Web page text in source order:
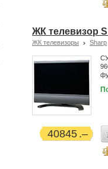
ЖК телевизор
ЖК телевизоры Sharp
40845